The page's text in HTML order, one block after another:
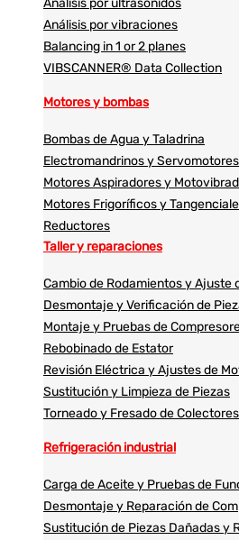
Análisis por ultrasonidos​​
Análisis por vibraciones
Balancing in 1 or 2 planes
VIBSCANNER® Data Collection
Motores y bombas
Bombas de Agua y Taladrina
Electromandrinos y Servomotores
Motores Aspiradores y
Motores Frigoríficos y
Reductores
Taller y reparaciones
Cambio de Rodamientos y Ajuste
Desmontaje y Verificación de
Montaje y Pruebas de
Rebobinado de Estator
Revisión Eléctrica y Ajustes de
Sustitución y Limpieza de Piezas
Torneado y Fresado de Colectores
Refrigeración industrial
Carga de Aceite y Pruebas de
Desmontaje y Reparación de
Sustitución de Piezas Dañadas y